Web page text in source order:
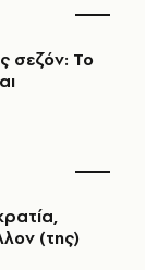
σεζόν: Το
(της)